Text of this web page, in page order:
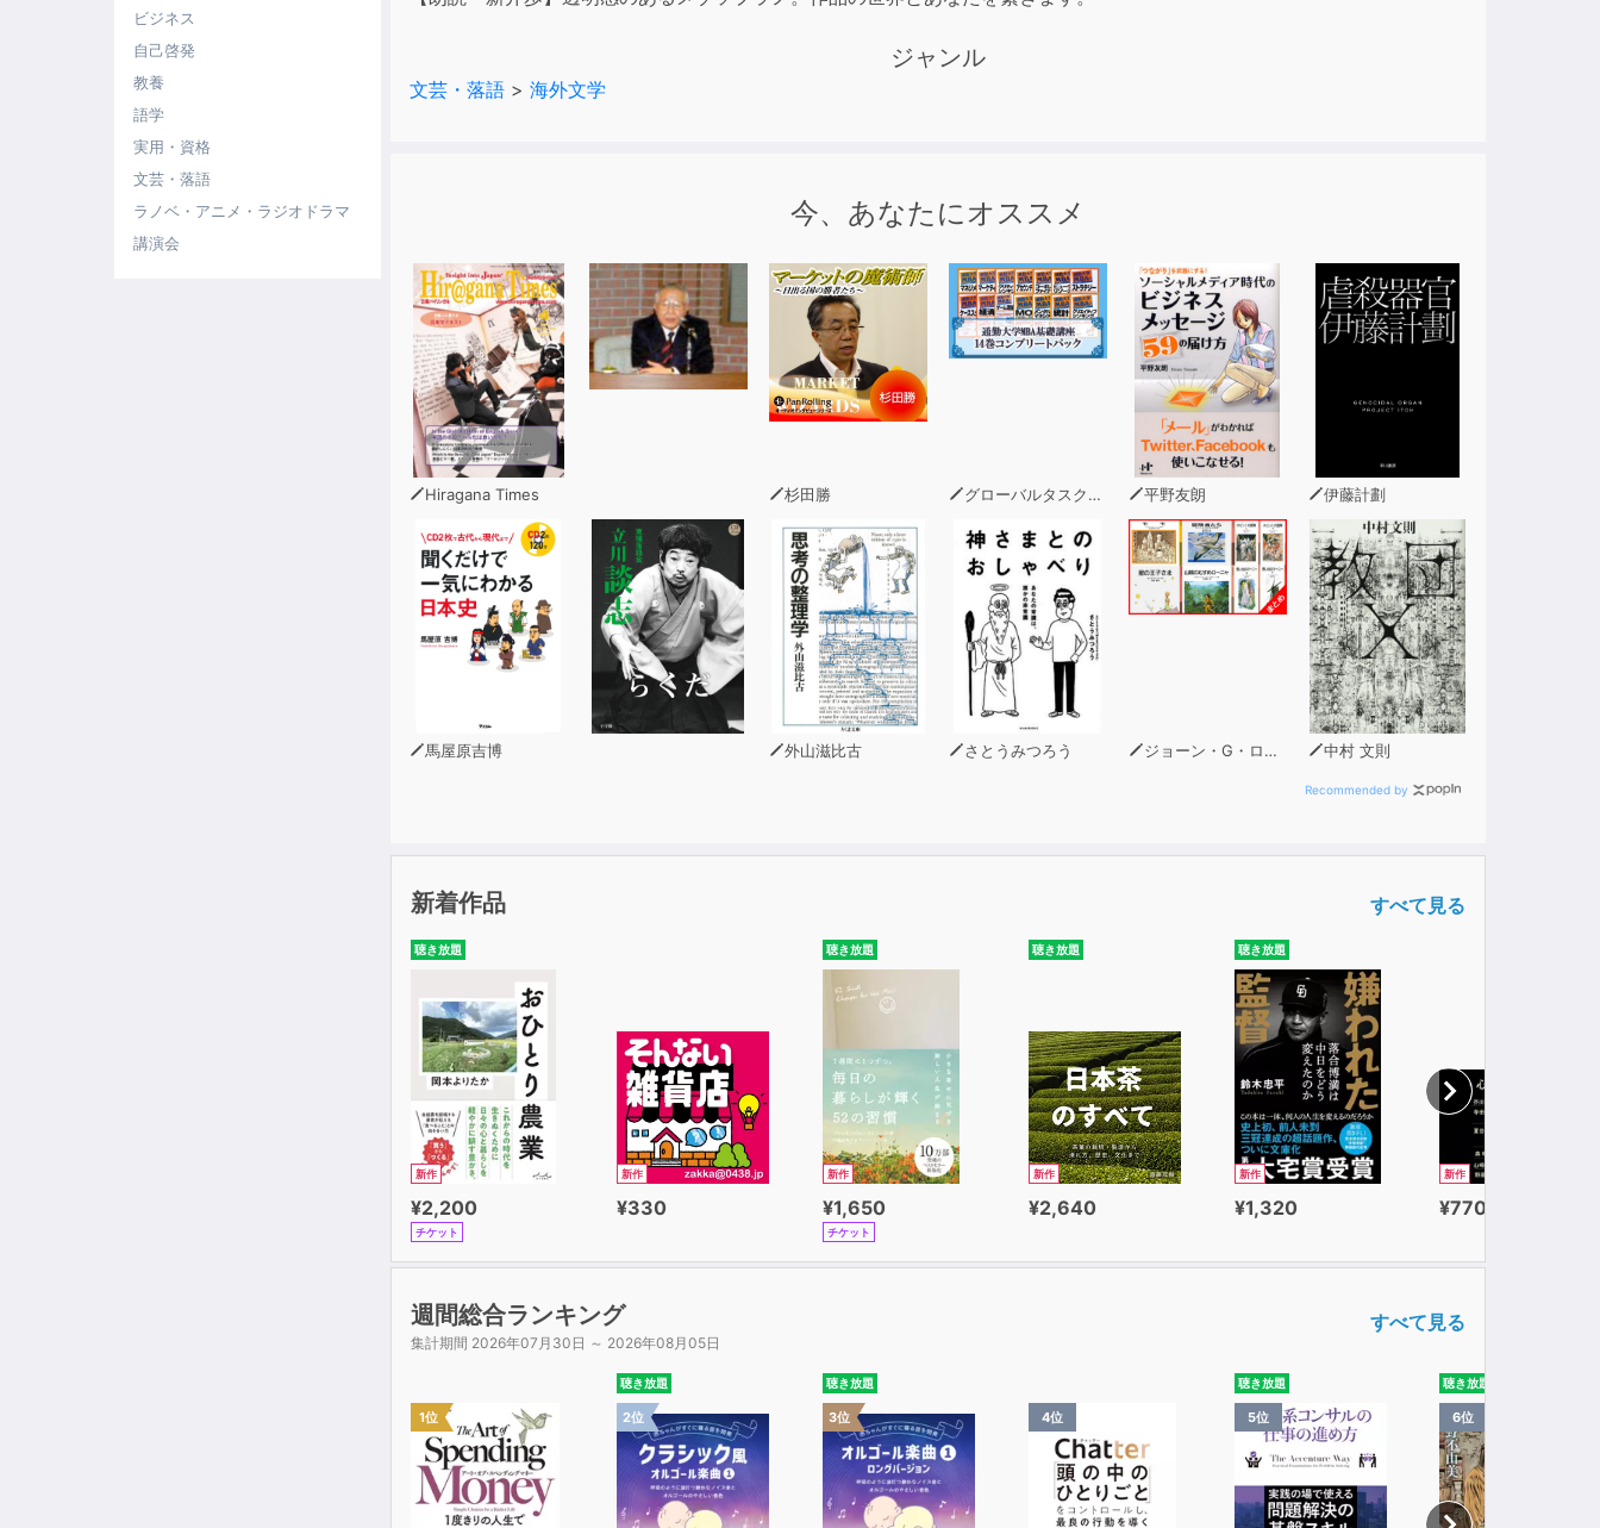
ビジネス
自己啓発
教養
語学
実用・資格
文芸・落語
ラノベ・アニメ・ラジオドラマ
講演会
ジャンル
文芸・落語 > 海外文学
今、あなたにオススメ
Hiragana Times 杉田勝 グローバルタスクフォース(著) 平野友朗 伊藤計劃
馬屋原吉博 外山滋比古 さとうみつろう ジョーン・G・ロビンソン 中村 文則
Recommended by
新着作品 すべて見る
聴き放題
新作
¥2,200
チケット
新作
¥330
聴き放題
新作
¥1,650
チケット
聴き放題
新作
¥2,640
聴き放題
新作
¥1,320
新作
¥770
週間総合ランキング
集計期間 2026年07月30日 ～ 2026年08月05日
すべて見る
1位
聴き放題
2位
聴き放題
3位 4位
聴き放題
5位
聴き放題
6位